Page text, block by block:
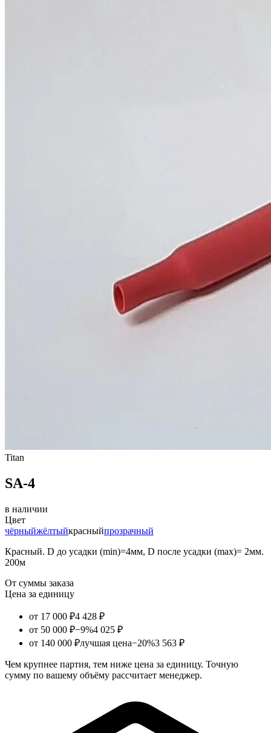
Titan
SA-4
в наличии
Цвет
чёрныйжёлтыйкрасныйпрозрачный
Красный. D до усадки (min)=4мм, D после усадки (max)= 2мм.
200м
От суммы заказа
Цена за единицу
от 17 000 ₽4 428 ₽
от 50 000 ₽−9%4 025 ₽
от 140 000 ₽лучшая цена−20%3 563 ₽
Чем крупнее партия, тем ниже цена за единицу. Точную
сумму по вашему объёму рассчитает менеджер.